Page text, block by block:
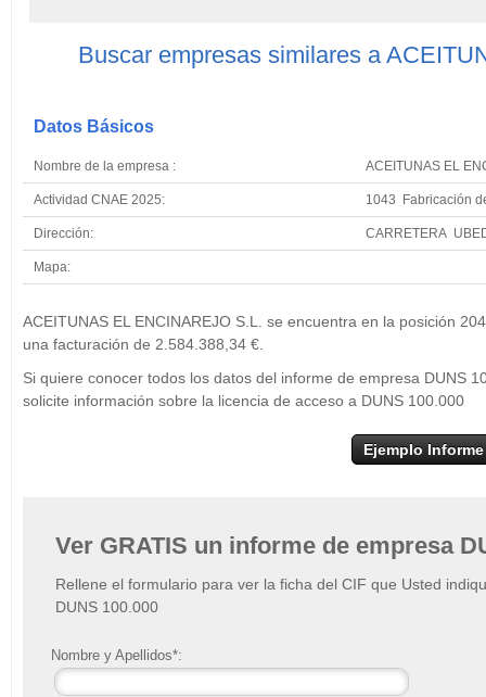
Buscar empresas similares a
Datos Básicos
Nombre de la empresa : ACEITUNAS EL
Actividad CNAE 2025: 1043 Fabricación
Dirección: CARRETERA
Mapa:
−
ACEITUNAS EL ENCINAREJO S.L. se encuentra en la posición
una facturación de 2.584.388,34 €.
Si quiere conocer todos los datos del informe de empresa DUNS
solicite información sobre la licencia de acceso a DUNS 100.000
Ejemplo Informe
Ver GRATIS un informe de empresa
Rellene el formulario para ver la ficha del CIF que Usted
DUNS 100.000
Nombre y Apellidos*: